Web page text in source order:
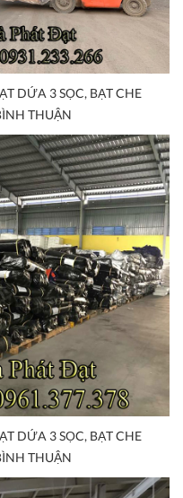
DỨA 3 SỌC, BẠT CHE
THUẬN
DỨA 3 SỌC, BẠT CHE
THUẬN